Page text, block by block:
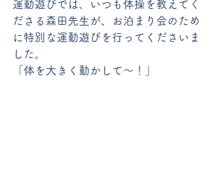
運動遊びでは、いつも体操を教えてく
ださる森田先生が、お泊まり会のため
に特別な運動遊びを行ってくださいま
した。
「体を大きく動かして～！」